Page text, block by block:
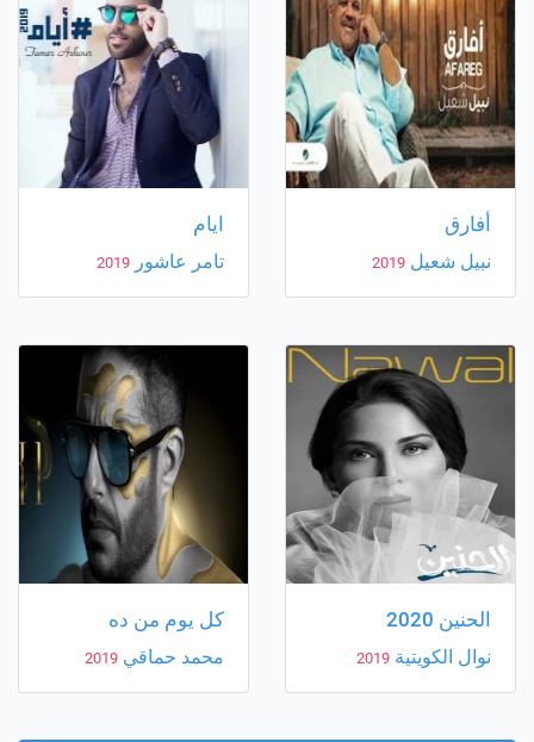
أفارق
نبيل شعيل 2019
ايام
تامر عاشور 2019
الحنين 2020
نوال الكويتية 2019
كل يوم من ده
محمد حماقي 2019